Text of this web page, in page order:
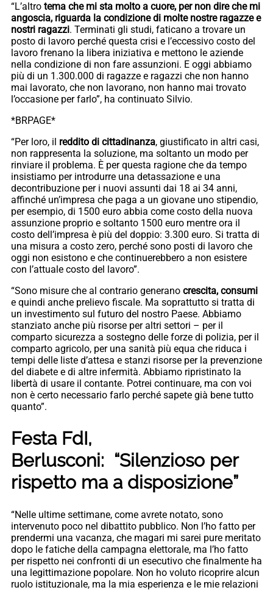
“L’altro tema che mi sta molto a cuore, per non dire che mi
angoscia, riguarda la condizione di molte nostre ragazze e
nostri ragazzi. Terminati gli studi, faticano a trovare un
posto di lavoro perché questa crisi e l’eccessivo costo del
lavoro frenano la libera iniziativa e mettono le aziende
nella condizione di non fare assunzioni. E oggi abbiamo
più di un 1.300.000 di ragazze e ragazzi che non hanno
mai lavorato, che non lavorano, non hanno mai trovato
l’occasione per farlo”, ha continuato Silvio.
*BRPAGE*
“Per loro, il reddito di cittadinanza, giustificato in altri casi,
non rappresenta la soluzione, ma soltanto un modo per
rinviare il problema. È per questa ragione che da tempo
insistiamo per introdurre una detassazione e una
decontribuzione per i nuovi assunti dai 18 ai 34 anni,
affinché un’impresa che paga a un giovane uno stipendio,
per esempio, di 1500 euro abbia come costo della nuova
assunzione proprio e soltanto 1500 euro mentre ora il
costo dell’impresa è più del doppio: 3.300 euro. Si tratta di
una misura a costo zero, perché sono posti di lavoro che
oggi non esistono e che continuerebbero a non esistere
con l’attuale costo del lavoro”.
“Sono misure che al contrario generano crescita, consumi
e quindi anche prelievo fiscale. Ma soprattutto si tratta di
un investimento sul futuro del nostro Paese. Abbiamo
stanziato anche più risorse per altri settori – per il
comparto sicurezza a sostegno delle forze di polizia, per il
comparto agricolo, per una sanità più equa che riduca i
tempi delle liste d’attesa e stanzi risorse per la prevenzione
del diabete e di altre infermità. Abbiamo ripristinato la
libertà di usare il contante. Potrei continuare, ma con voi
non è certo necessario farlo perché sapete già bene tutto
quanto”.
Festa FdI,
Berlusconi: “Silenzioso per
rispetto ma a disposizione”
“Nelle ultime settimane, come avrete notato, sono
intervenuto poco nel dibattito pubblico. Non l’ho fatto per
prendermi una vacanza, che magari mi sarei pure meritato
dopo le fatiche della campagna elettorale, ma l’ho fatto
per rispetto nei confronti di un esecutivo che finalmente ha
una legittimazione popolare. Non ho voluto ricoprire alcun
ruolo istituzionale, ma la mia esperienza e le mie relazioni